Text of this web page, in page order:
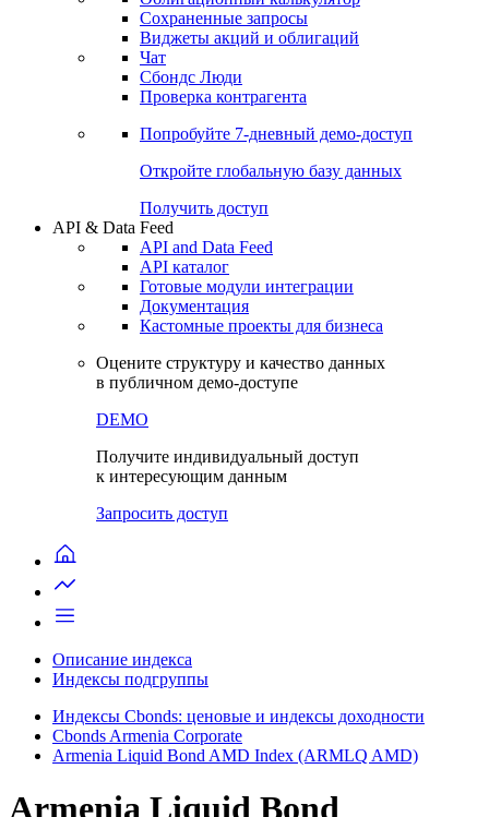
Сохраненные запросы
Виджеты акций и облигаций
Чат
Сбондс Люди
Проверка контрагента
Попробуйте 7-дневный демо-доступ
Откройте глобальную базу данных
Получить доступ
API & Data Feed
API and Data Feed
API каталог
Готовые модули интеграции
Документация
Кастомные проекты для бизнеса
Оцените структуру и качество данных
в публичном демо-доступе
DEMO
Получите индивидуальный доступ
к интересующим данным
Запросить доступ
Описание индекса
Индексы подгруппы
Индексы Cbonds: ценовые и индексы доходности
Cbonds Armenia Corporate
Armenia Liquid Bond AMD Index (ARMLQ AMD)
Armenia Liquid Bond